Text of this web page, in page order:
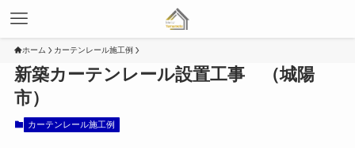
ホーム カーテンレール施工例
新築カーテンレール設置工事 （城陽
市）
カーテンレール施工例